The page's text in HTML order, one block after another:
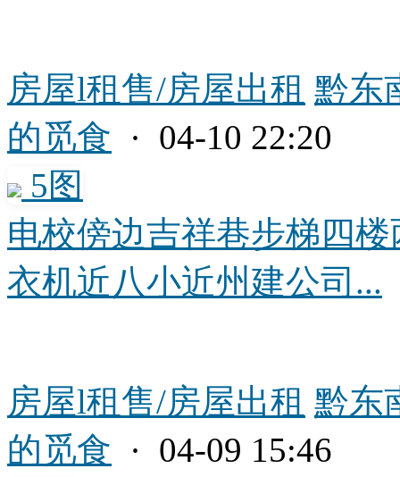
房屋l租售/房屋出租 黔东
的觅食
· 04-10 22:20
5图
电校傍边吉祥巷步梯四
衣机近八小近州建公司...
房屋l租售/房屋出租 黔东
的觅食
· 04-09 15:46